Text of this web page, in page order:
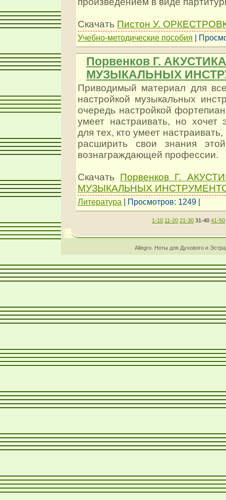
Скачать Пистон У.
Учебно-методические пособия |
Порвенков Г.
МУЗЫКАЛЬНЫХ
Приводимый материал для
настройкой музыкальных
очередь настройкой
умеет настраивать, но хочет
для тех, кто умеет настраивать,
расширить свои знания
вознаграждающей профессии.
Скачать Порвенков Г.
МУЗЫКАЛЬНЫХ
Литература | Просмотров: 1249 |
1-10 11-20 21-30 31-40 41-50
Allegro. Ноты для Духового и